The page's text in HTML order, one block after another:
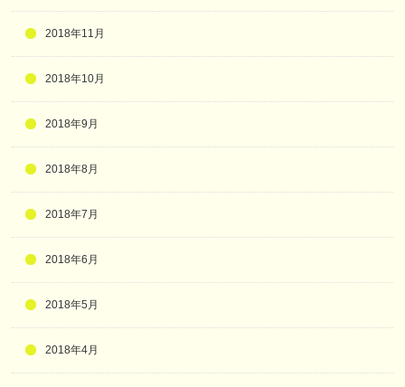
2018年11月
2018年10月
2018年9月
2018年8月
2018年7月
2018年6月
2018年5月
2018年4月